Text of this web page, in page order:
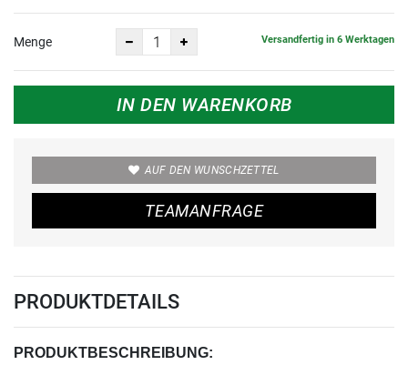
Menge Versandfertig in 6 Werktagen
IN DEN WARENKORB
AUF DEN WUNSCHZETTEL
TEAMANFRAGE
PRODUKTDETAILS
PRODUKTBESCHREIBUNG: